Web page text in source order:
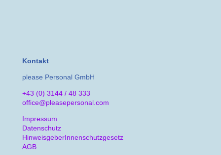
Kontakt
please Personal GmbH
+43 (0) 3144 / 48 333
office@pleasepersonal.com
Impressum
Datenschutz
HinweisgeberInnenschutzgesetz
AGB